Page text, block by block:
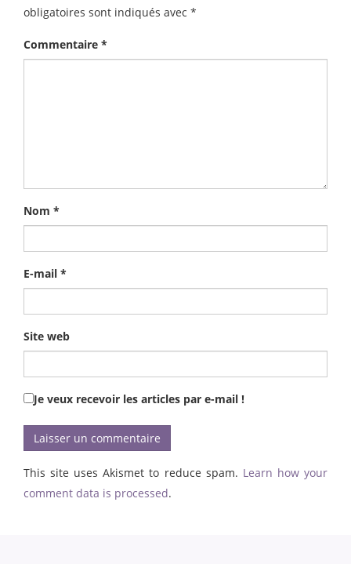
obligatoires sont indiqués avec *
Commentaire *
Nom *
E-mail *
Site web
Je veux recevoir les articles par e-mail !
This site uses Akismet to reduce spam. Learn how your
comment data is processed.